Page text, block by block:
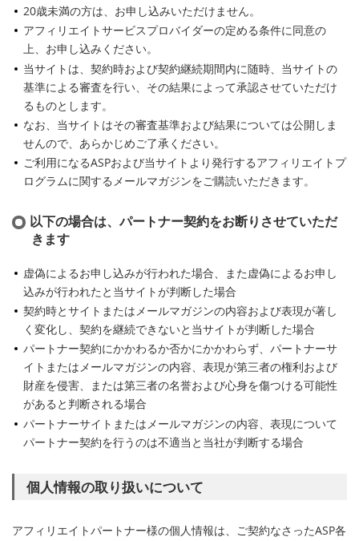
20歳未満の方は、お申し込みいただけません。
アフィリエイトサービスプロバイダーの定める条件に同意の
上、お申し込みください。
当サイトは、契約時および契約継続期間内に随時、当サイトの
基準による審査を行い、その結果によって承認させていただけ
るものとします。
なお、当サイトはその審査基準および結果については公開しま
せんので、あらかじめご了承ください。
ご利用になるASPおよび当サイトより発行するアフィリエイトプ
ログラムに関するメールマガジンをご購読いただきます。
以下の場合は、パートナー契約をお断りさせていただ
きます
虚偽によるお申し込みが行われた場合、また虚偽によるお申し
込みが行われたと当サイトが判断した場合
契約時とサイトまたはメールマガジンの内容および表現が著し
く変化し、契約を継続できないと当サイトが判断した場合
パートナー契約にかかわるか否かにかかわらず、パートナーサ
イトまたはメールマガジンの内容、表現が第三者の権利および
財産を侵害、または第三者の名誉および心身を傷つける可能性
があると判断される場合
パートナーサイトまたはメールマガジンの内容、表現について
パートナー契約を行うのは不適当と当社が判断する場合
個人情報の取り扱いについて
アフィリエイトパートナー様の個人情報は、ご契約なさったASP各